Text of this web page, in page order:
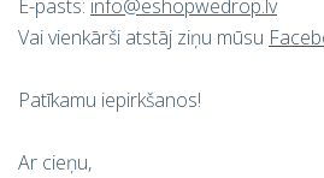
E-pasts: info@eshopwedrop.lv
Vai vienkārši atstāj ziņu mūsu
Patīkamu iepirkšanos!
Ar cieņu,